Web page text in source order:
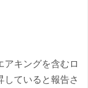
アキングを含むロ
していると報告さ